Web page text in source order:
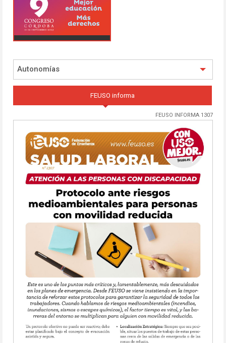
Autonomías
FEUSO informa
FEUSO INFORMA 1307